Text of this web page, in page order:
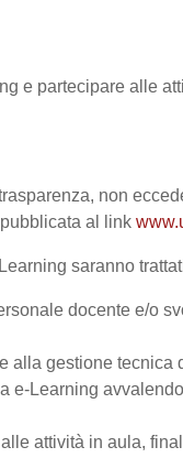
e partecipare alle
non
al link
saranno
docente e/o
alla gestione
e-Learning
attività in aula,